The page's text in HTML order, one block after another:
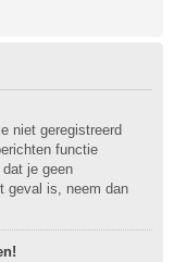
niet geregistreerd
functie
je geen
geval is, neem dan